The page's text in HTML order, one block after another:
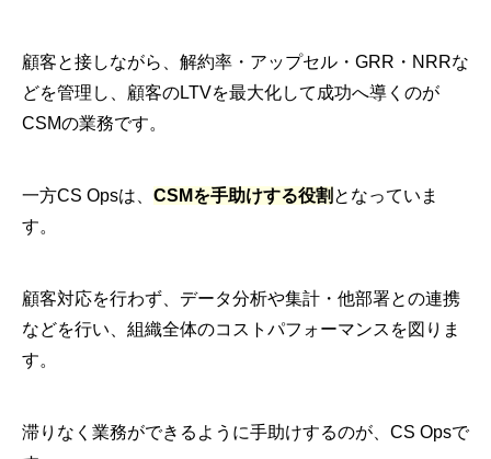
顧客と接しながら、解約率・アップセル・GRR・NRRな
どを管理し、顧客のLTVを最大化して成功へ導くのが
CSMの業務です。
一方CS Opsは、 CSMを手助けする役割 となっていま
す。
顧客対応を行わず、データ分析や集計・他部署との連携
などを行い、組織全体のコストパフォーマンスを図りま
す。
滞りなく業務ができるように手助けするのが、CS Opsで